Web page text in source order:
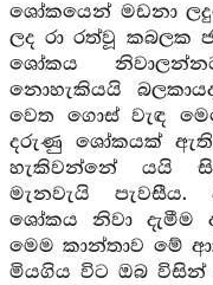
ශෝකයෙන් මඩනා
ලද රා රත්වූ කබලක
ශෝකය
නොහැකියයි
වෙත ගොස් වැඳ
දරුණු ශෝකයක්
හැකිවන්නේ යයි
මැනවැයි
ශෝකය නිවා දැමීම
මෙම කාන්තාව මේ
මියගිය විට ඔබ විසින්